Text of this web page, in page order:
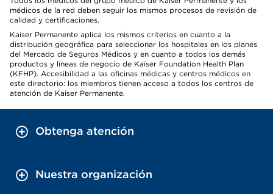
médicos de la red deben seguir los mismos procesos de revisión de
calidad y certificaciones.
Kaiser Permanente aplica los mismos criterios en cuanto a la
distribución geográfica para seleccionar los hospitales en los planes
del Mercado de Seguros Médicos y en cuanto a todos los demás
productos y líneas de negocio de Kaiser Foundation Health Plan
(KFHP). Accesibilidad a las oficinas médicas y centros médicos en
este directorio: los miembros tienen acceso a todos los centros de
atención de Kaiser Permanente.
Obtenga atención
Nuestra organización